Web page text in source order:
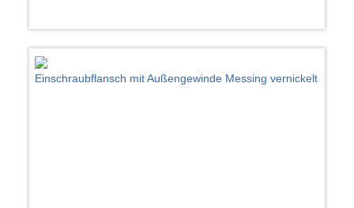
Einschraubflansch mit Außengewinde Messing vernickelt